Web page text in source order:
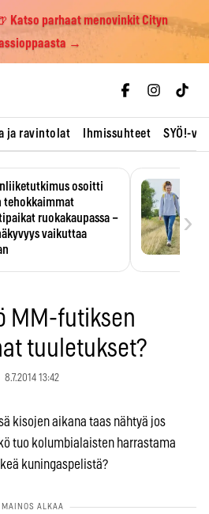
Katso parhaat menovinkit Cityn
→
ja ravintolat Ihmissuhteet SYÖ!-
osoitti
tehokkaimmat
ruokakaupassa –
vaikuttaa
›
MM-futiksen
tuuletukset?
8.7.2014 13:42
kisojen aikana taas nähtyä jos
tuo kolumbialaisten harrastama
kuningaspelistä?